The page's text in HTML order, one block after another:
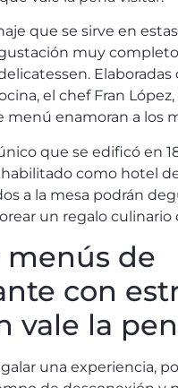
que se sirve en
muy
el chef Fran
menú enamoran a los
que se edificó en
como hotel
a la mesa podrán
un regalo culinario
menús de
con
vale la
una experiencia,